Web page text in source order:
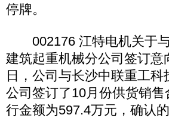
停牌。
002176 江特电机关于与
建筑起重机械分公司签订
日，公司与长沙中联重工
公司签订了10月份供货销
行金额为597.4万元，确认